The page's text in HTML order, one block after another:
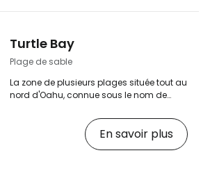
hawaii.en.html?aid=2397605;label=p-
oahu-lanikai] …
Turtle Bay
Plage de sable
La zone de plusieurs plages située tout au
nord d'Oahu, connue sous le nom de
est un endroit magnifique avec de petites
criques et des plages tranquilles de sable
En savoir plus